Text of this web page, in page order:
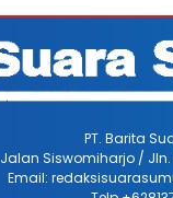
PT. Barita
Jalan Siswomiharjo / Jln.
Email: